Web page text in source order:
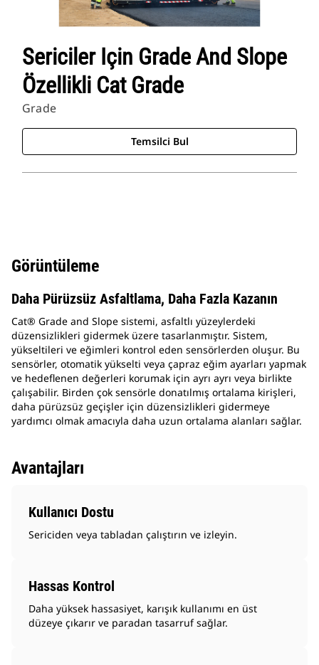
Sericiler Için Grade And Slope
Özellikli Cat Grade
Grade
Temsilci Bul
Görüntüleme
Daha Pürüzsüz Asfaltlama, Daha Fazla Kazanın
Cat® Grade and Slope sistemi, asfaltlı yüzeylerdeki
düzensizlikleri gidermek üzere tasarlanmıştır. Sistem,
yükseltileri ve eğimleri kontrol eden sensörlerden oluşur. Bu
sensörler, otomatik yükselti veya çapraz eğim ayarları yapmak
ve hedeflenen değerleri korumak için ayrı ayrı veya birlikte
çalışabilir. Birden çok sensörle donatılmış ortalama kirişleri,
daha pürüzsüz geçişler için düzensizlikleri gidermeye
yardımcı olmak amacıyla daha uzun ortalama alanları sağlar.
Avantajları
Kullanıcı Dostu
Sericiden veya tabladan çalıştırın ve izleyin.
Hassas Kontrol
Daha yüksek hassasiyet, karışık kullanımı en üst
düzeye çıkarır ve paradan tasarruf sağlar.